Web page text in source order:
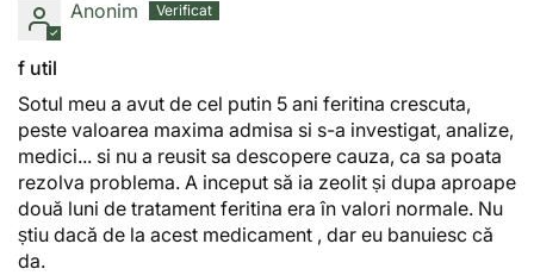
Anonim
f util
Sotul meu a avut de cel putin 5 ani feritina crescuta,
peste valoarea maxima admisa si s-a investigat, analize,
medici... si nu a reusit sa descopere cauza, ca sa poata
rezolva problema. A inceput să ia zeolit și dupa aproape
două luni de tratament feritina era în valori normale. Nu
știu dacă de la acest medicament , dar eu banuiesc că
da.